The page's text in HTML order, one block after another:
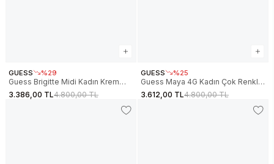
GUESS %29
Guess Brigitte Midi Kadın Krem
Etek W6GD15K2936-A115
3.386,00 TL4.800,00 TL
GUESS %25
Guess Maya 4G Kadın Çok Renkli
Etek V6RD04K2042-FNN0
3.612,00 TL4.800,00 TL